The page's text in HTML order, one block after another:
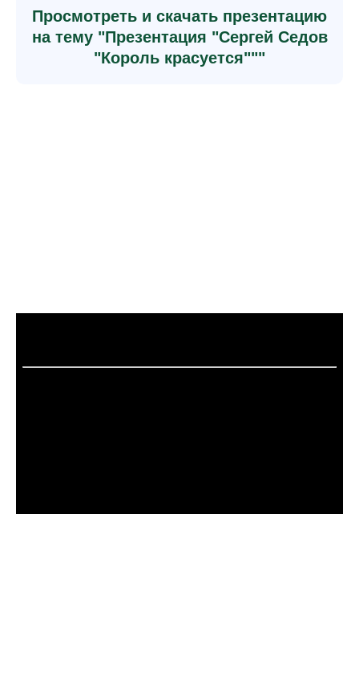
Просмотреть и скачать презентацию
на тему "Презентация "Сергей Седов
"Король красуется"""